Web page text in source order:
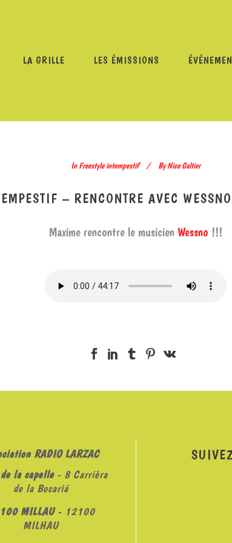
LA GRILLE LES ÉMISSIONS
In Freestyle intempestif By Nico Galtier
– RENCONTRE AVEC
Maxime rencontre le musicien Wessno !!!
RADIO LARZAC
la capelle- 8 Carrièra
de la Bocariá
MILLAU- 12100
MILHAU